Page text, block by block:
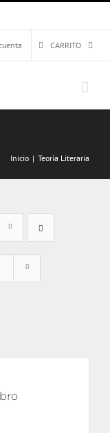
CARRITO
Inicio Teoría Literaria